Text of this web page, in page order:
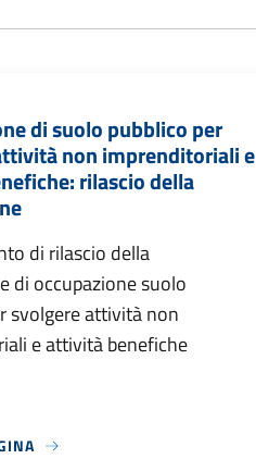
di suolo pubblico per
non imprenditoriali e
rilascio della
di rilascio della
di occupazione suolo
svolgere attività non
e attività benefiche